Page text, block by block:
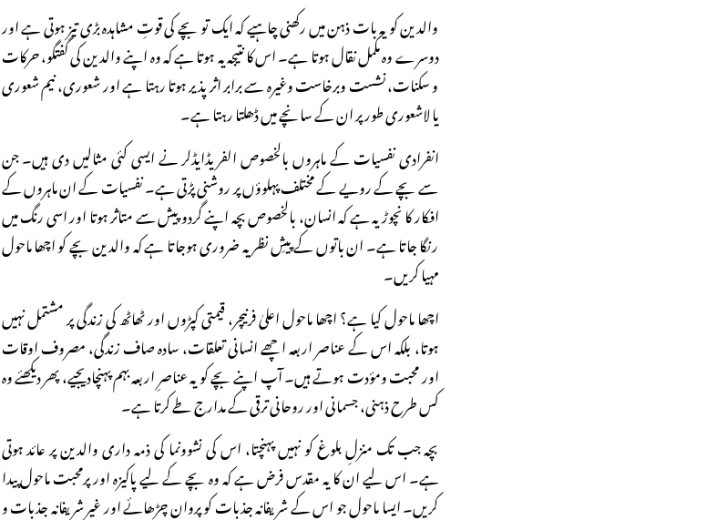
والدین کو یہ بات ذہن میں رکھنی چاہیے کہ ایک تو بچے کی قوتِ مشاہدہ بڑی تیز ہوتی ہے اور
دوسرے وہ مکمل نقال ہوتا ہے۔ اس کا نتیجہ یہ ہوتا ہے کہ وہ اپنے والدین کی گفتگو، حرکات
و سکنات، نشست وبرخاست وغیرہ سے برابر اثر پذیر ہوتا رہتا ہے اور شعوری، نیم شعوری
یا لاشعوری طور پر ان کے سانچے میں ڈھلتا رہتا ہے۔
انفرادی نفسیات کے ماہروں بالخصوص الفریڈایڈلر نے ایسی کئی مثالیں دی ہیں۔ جن
سے بچے کے رویے کے مختلف پہلوؤں پر روشنی پڑتی ہے۔ نفسیات کے ان ماہروں کے
افکار کا نچوڑ یہ ہے کہ انسان، بالخصوص بچہ اپنے گردو پیش سے متاثر ہوتا اور اسی رنگ میں
رنگا جاتا ہے۔ ان باتوں کے پیشِ نظر یہ ضروری ہوجاتا ہے کہ والدین بچے کو اچھا ماحول
مہیا کریں۔
اچھا ماحول کیا ہے؟ اچھا ماحول اعلیٰ فرنیچر، قیمتی کپڑوں اور ٹھاٹھ کی زندگی پر مشتمل نہیں
ہوتا، بلکہ اس کے عناصر اربعہ اچھے انسانی تعلقات، سادہ صاف زندگی، مصروف اوقات
اور محبت ومؤدت ہوتے ہیں۔ آپ اپنے بچے کو یہ عناصرِ اربعہ بہم پہنچادیجیے، پھر دیکھئے وہ
کس طرح ذہنی، جسمانی اور روحانی ترقی کے مدارج طے کرتا ہے۔
بچہ جب تک منزلِ بلوغ کو نہیں پہنچتا، اس کی نشوونما کی ذمہ داری والدین پر عائد ہوتی
ہے۔ اس لیے ان کا یہ مقدس فرض ہے کہ وہ بچے کے لیے پاکیزہ اور پرمحبت ماحول پیدا
کریں۔ ایسا ماحول جو اس کے شریفانہ جذبات کو پروان چڑھائے اور غیر شریفانہ جذبات و